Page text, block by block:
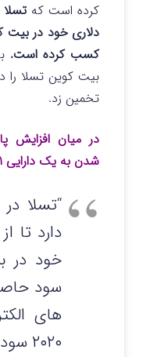
کرده است که
کسب کرده است.
بیت کوین تسلا را
تخمین زد.
در میان افزایش
شدن به یک دارایی ۱ تریلیون دلاری، ایوز گفت:
“تسلا
دارد تا
خود در
سود
های
۲۰۲۰ سود کسب کند.”